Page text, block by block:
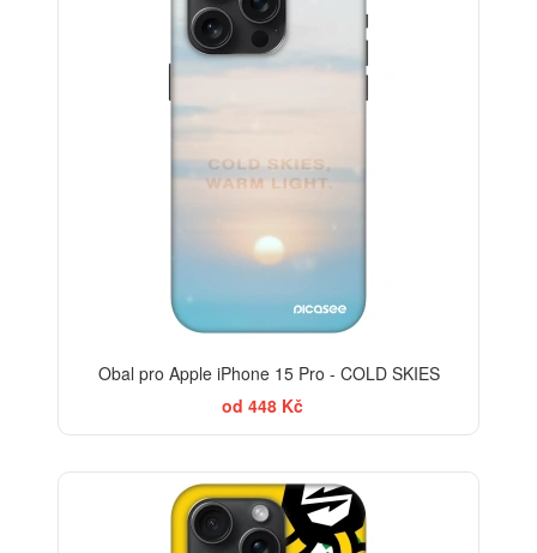
Obal pro Apple iPhone 15 Pro - COLD SKIES
od 448 Kč